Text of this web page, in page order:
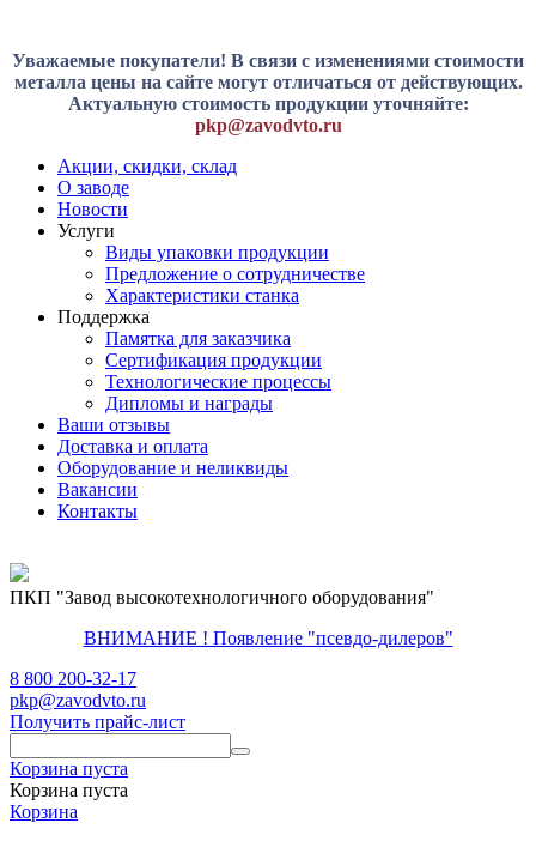
Уважаемые покупатели! В связи с изменениями стоимости
металла цены на сайте могут отличаться от действующих.
Актуальную стоимость продукции уточняйте:
pkp@zavodvto.ru
Акции, скидки, склад
О заводе
Новости
Услуги
Виды упаковки продукции
Предложение о сотрудничестве
Характеристики станка
Поддержка
Памятка для заказчика
Сертификация продукции
Технологические процессы
Дипломы и награды
Ваши отзывы
Доставка и оплата
Оборудование и неликвиды
Вакансии
Контакты
ПКП "Завод высокотехнологичного оборудования"
ВНИМАНИЕ ! Появление "псевдо-дилеров"
8 800 200-32-17
pkp@zavodvto.ru
Получить прайс-лист
Корзина пуста
Корзина пуста
Корзина